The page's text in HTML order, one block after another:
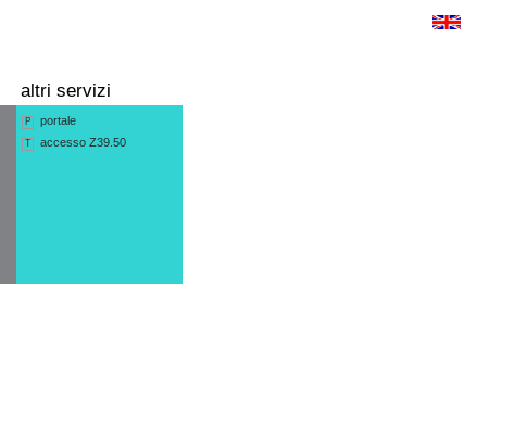
altri servizi
P portale
T accesso Z39.50